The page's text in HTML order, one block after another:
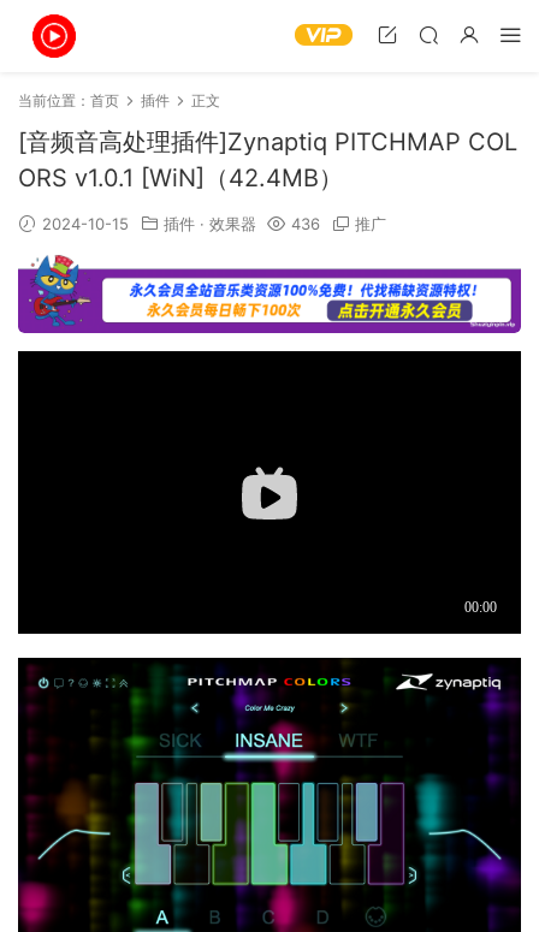
当前位置： 首页 插件 正文
[音频音高处理插件]Zynaptiq PITCHMAP COL
ORS v1.0.1 [WiN]（42.4MB）
2024-10-15 插件 · 效果器 436 推广